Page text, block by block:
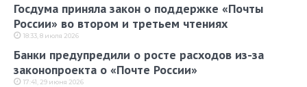
Госдума приняла закон о поддержке «Почты
России» во втором и третьем чтениях
18:33, 8 июля 2026
Банки предупредили о росте расходов из-за
законопроекта о «Почте России»
17:41, 29 июня 2026